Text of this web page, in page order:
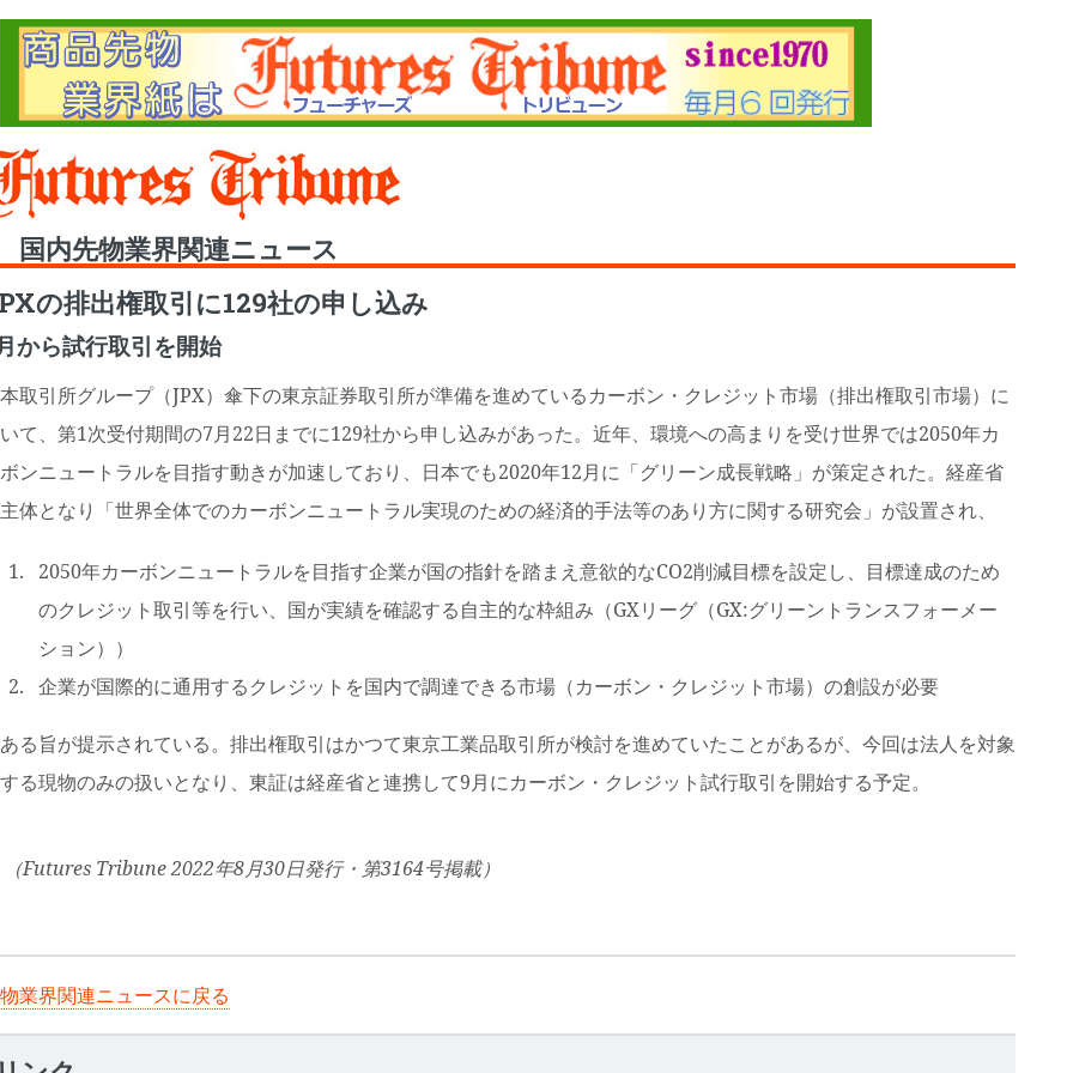
国内先物業界関連ニュース
の排出権取引に129社の申し込み
から試行取引を開始
取引所グループ（JPX）傘下の東京証券取引所が準備を進めているカーボン・クレジット市場（排出権取引市場）に
て、第1次受付期間の7月22日までに129社から申し込みがあった。近年、環境への高まりを受け世界では2050年カ
ンニュートラルを目指す動きが加速しており、日本でも2020年12月に「グリーン成長戦略」が策定された。経産省
体となり「世界全体でのカーボンニュートラル実現のための経済的手法等のあり方に関する研究会」が設置され、
2050年カーボンニュートラルを目指す企業が国の指針を踏まえ意欲的なCO2削減目標を設定し、目標達成のため
のクレジット取引等を行い、国が実績を確認する自主的な枠組み（GXリーグ（GX:グリーントランスフォーメー
ション））
企業が国際的に通用するクレジットを国内で調達できる市場（カーボン・クレジット市場）の創設が必要
る旨が提示されている。排出権取引はかつて東京工業品取引所が検討を進めていたことがあるが、今回は法人を対象
る現物のみの扱いとなり、東証は経産省と連携して9月にカーボン・クレジット試行取引を開始する予定。
（Futures Tribune 2022年8月30日発行・第3164号掲載）
業界関連ニュースに戻る
Toggle